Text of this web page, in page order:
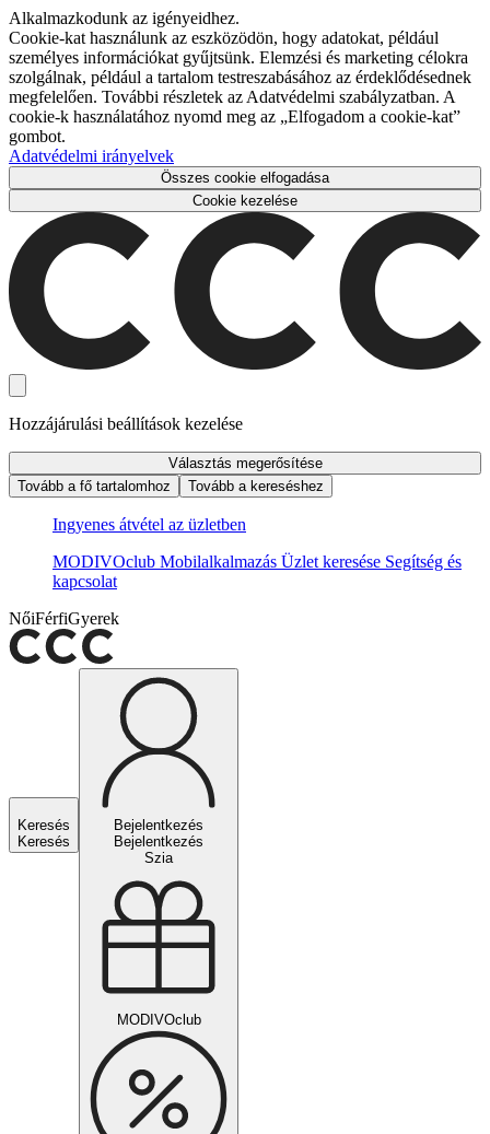
Alkalmazkodunk az igényeidhez.
Cookie-kat használunk az eszközödön, hogy adatokat, például
személyes információkat gyűjtsünk. Elemzési és marketing célokra
szolgálnak, például a tartalom testreszabásához az érdeklődésednek
megfelelően. További részletek az Adatvédelmi szabályzatban. A
cookie-k használatához nyomd meg az „Elfogadom a cookie-kat”
gombot.
Adatvédelmi irányelvek
Összes cookie elfogadása
Cookie kezelése
Hozzájárulási beállítások kezelése
Választás megerősítése
Tovább a fő tartalomhoz
Tovább a kereséshez
Ingyenes átvétel az üzletben
MODIVOclub Mobilalkalmazás Üzlet keresése Segítség és
kapcsolat
NőiFérfiGyerek
Keresés
Keresés
Bejelentkezés
Bejelentkezés
Szia
MODIVOclub